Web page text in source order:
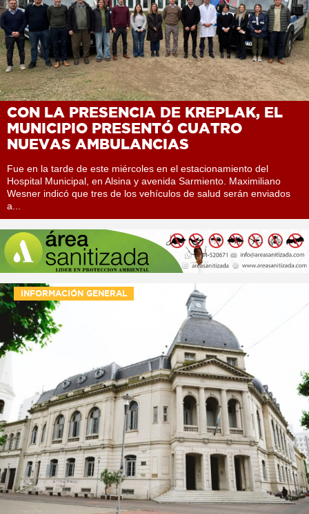
CON LA PRESENCIA DE KREPLAK, EL
MUNICIPIO PRESENTÓ CUATRO
NUEVAS AMBULANCIAS
Fue en la tarde de este miércoles en el estacionamiento del
Hospital Municipal, en Alsina y avenida Sarmiento. Maximiliano
Wesner indicó que tres de los vehículos de salud serán enviados
a...
INFORMACIÓN GENERAL